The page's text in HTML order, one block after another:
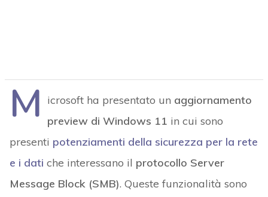
M icrosoft ha presentato un aggiornamento
preview di Windows 11 in cui sono
presenti potenziamenti della sicurezza per la rete
e i dati che interessano il protocollo Server
Message Block (SMB). Queste funzionalità sono